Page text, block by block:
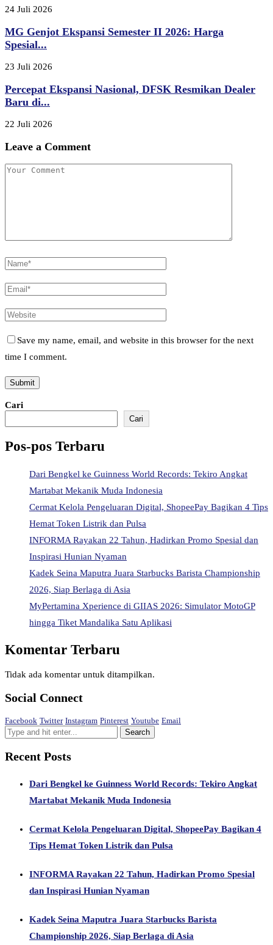
24 Juli 2026
MG Genjot Ekspansi Semester II 2026: Harga
Spesial...
23 Juli 2026
Percepat Ekspansi Nasional, DFSK Resmikan Dealer
Baru di...
22 Juli 2026
Leave a Comment
Save my name, email, and website in this browser for the next
time I comment.
Cari
Cari
Pos-pos Terbaru
Dari Bengkel ke Guinness World Records: Tekiro Angkat
Martabat Mekanik Muda Indonesia
Cermat Kelola Pengeluaran Digital, ShopeePay Bagikan 4 Tips
Hemat Token Listrik dan Pulsa
INFORMA Rayakan 22 Tahun, Hadirkan Promo Spesial dan
Inspirasi Hunian Nyaman
Kadek Seina Maputra Juara Starbucks Barista Championship
2026, Siap Berlaga di Asia
MyPertamina Xperience di GIIAS 2026: Simulator MotoGP
hingga Tiket Mandalika Satu Aplikasi
Komentar Terbaru
Tidak ada komentar untuk ditampilkan.
Social Connect
Facebook Twitter Instagram Pinterest Youtube Email
Recent Posts
Dari Bengkel ke Guinness World Records: Tekiro Angkat
Martabat Mekanik Muda Indonesia
Cermat Kelola Pengeluaran Digital, ShopeePay Bagikan 4
Tips Hemat Token Listrik dan Pulsa
INFORMA Rayakan 22 Tahun, Hadirkan Promo Spesial
dan Inspirasi Hunian Nyaman
Kadek Seina Maputra Juara Starbucks Barista
Championship 2026, Siap Berlaga di Asia